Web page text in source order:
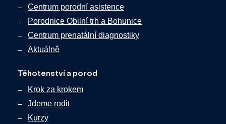
Centrum porodní asistence
Porodnice Obilní trh a Bohunice
Centrum prenatální diagnostiky
Aktuálně
Těhotenství a porod
Krok za krokem
Jdeme rodit
Kurzy